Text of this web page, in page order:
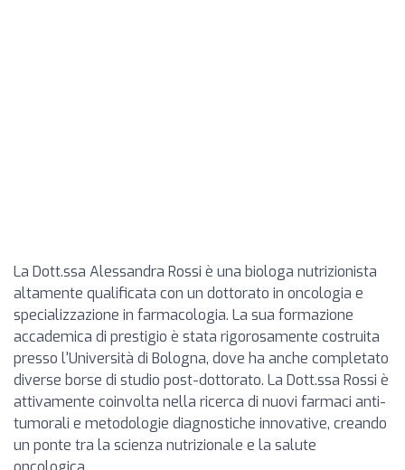
La Dott.ssa Alessandra Rossi è una biologa nutrizionista
altamente qualificata con un dottorato in oncologia e
specializzazione in farmacologia. La sua formazione
accademica di prestigio è stata rigorosamente costruita
presso l'Università di Bologna, dove ha anche completato
diverse borse di studio post-dottorato. La Dott.ssa Rossi è
attivamente coinvolta nella ricerca di nuovi farmaci anti-
tumorali e metodologie diagnostiche innovative, creando
un ponte tra la scienza nutrizionale e la salute